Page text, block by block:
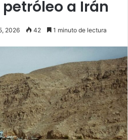
a Irán
2026 42 1 minuto de lectura